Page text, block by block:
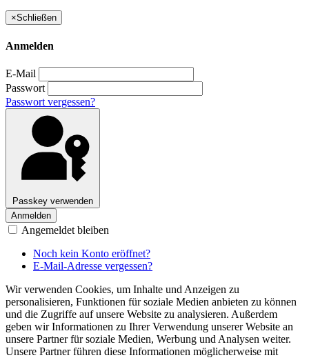
×Schließen
Anmelden
E-Mail
Passwort
Passwort vergessen?
Passkey verwenden
Anmelden
Angemeldet bleiben
Noch kein Konto eröffnet?
E-Mail-Adresse vergessen?
Wir verwenden Cookies, um Inhalte und Anzeigen zu
personalisieren, Funktionen für soziale Medien anbieten zu können
und die Zugriffe auf unsere Website zu analysieren. Außerdem
geben wir Informationen zu Ihrer Verwendung unserer Website an
unsere Partner für soziale Medien, Werbung und Analysen weiter.
Unsere Partner führen diese Informationen möglicherweise mit